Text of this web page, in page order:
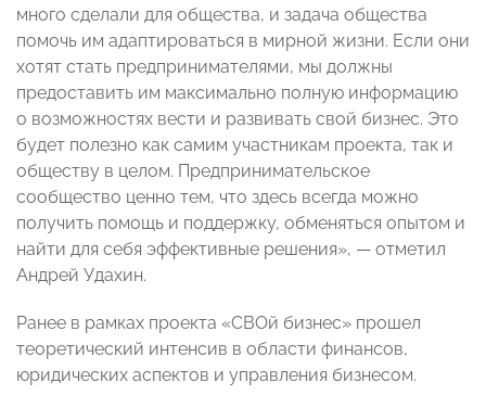
много сделали для общества, и задача общества
помочь им адаптироваться в мирной жизни. Если они
хотят стать предпринимателями, мы должны
предоставить им максимально полную информацию
о возможностях вести и развивать свой бизнес. Это
будет полезно как самим участникам проекта, так и
обществу в целом. Предпринимательское
сообщество ценно тем, что здесь всегда можно
получить помощь и поддержку, обменяться опытом и
найти для себя эффективные решения», — отметил
Андрей Удахин.
Ранее в рамках проекта «СВОй бизнес» прошел
теоретический интенсив в области финансов,
юридических аспектов и управления бизнесом.